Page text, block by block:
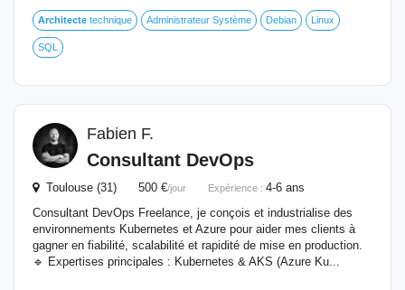
Architecte technique Administrateur Système Debian Linux
SQL
Fabien F.
Consultant DevOps
Toulouse (31) 500 €/jour Expérience : 4-6 ans
Consultant DevOps Freelance, je conçois et industrialise des
environnements Kubernetes et Azure pour aider mes clients à
gagner en fiabilité, scalabilité et rapidité de mise en production.
🔹 Expertises principales : Kubernetes & AKS (Azure Ku...